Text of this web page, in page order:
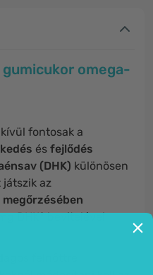
omega-
fontosak a
és fejlődés
(DHK) különösen
az
megőrzésében
DHK* bevitelével